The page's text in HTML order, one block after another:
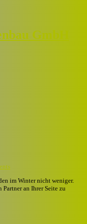
im Winter nicht weniger.
an Ihrer Seite zu